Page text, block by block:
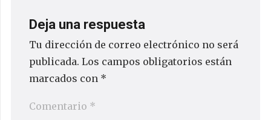
Deja una respuesta
Tu dirección de correo electrónico no será
publicada. Los campos obligatorios están
marcados con *